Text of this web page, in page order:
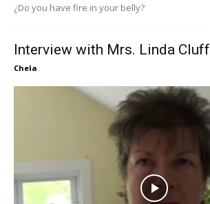
¿Do you have fire in your belly?
Interview with Mrs. Linda Cluff
Chela